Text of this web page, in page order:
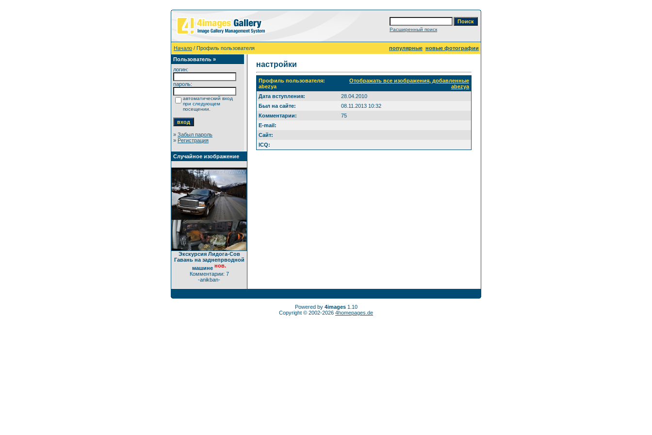
Расширенный поиск
Начало / Профиль пользователя популярные новые фотографии
Пользователь »
логин:
пароль:
автоматический вход
при следующем
посещении.
» Забыл пароль
» Регистрация
Случайное изображение
Экскурсия Лидога-Сов
Гавань на заднепрводной
машине нов.
Комментарии: 7
-anikban-
настройки
Профиль пользователя:
abezya
Отображать все изображения, добавленные
abezya
Дата вступления:
28.04.2010
Был на сайте:
08.11.2013 10:32
Комментарии:
75
E-mail:
Сайт:
ICQ:
Powered by 4images1.10
Copyright © 2002-2026 4homepages.de